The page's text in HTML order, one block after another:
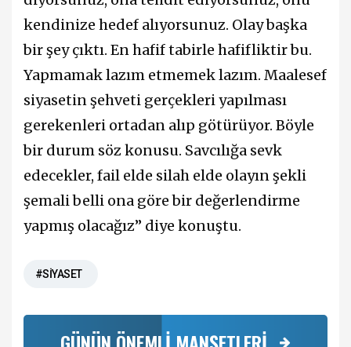
kendinize hedef alıyorsunuz. Olay başka
bir şey çıktı. En hafif tabirle hafifliktir bu.
Yapmamak lazım etmemek lazım. Maalesef
siyasetin şehveti gerçekleri yapılması
gerekenleri ortadan alıp götürüyor. Böyle
bir durum söz konusu. Savcılığa sevk
edecekler, fail elde silah elde olayın şekli
şemali belli ona göre bir değerlendirme
yapmış olacağız” diye konuştu.
#SİYASET